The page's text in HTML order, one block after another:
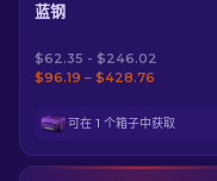
蓝钢
$62.35 - $246.02
$96.19 – $428.76
可在 1 个箱子中获取